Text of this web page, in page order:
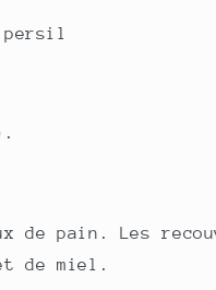
persil
de pain. Les
de miel.